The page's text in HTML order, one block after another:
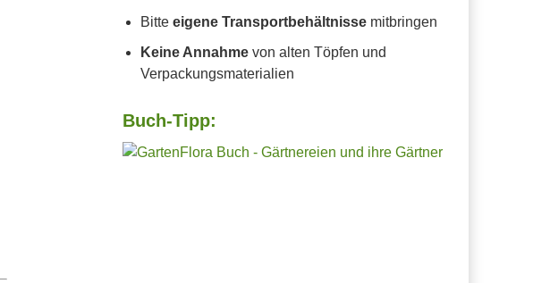
Bitteeigene Transportbehältnisse mitbringen
Keine Annahme von alten Töpfen und
Verpackungsmaterialien
Buch-Tipp: